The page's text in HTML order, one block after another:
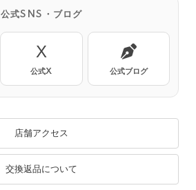
公式SNS・ブログ
X
公式X 公式ブログ
店舗アクセス
交換返品について